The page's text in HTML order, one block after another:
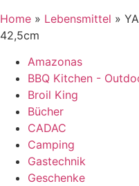
Home » Lebensmittel »
42,5cm
Amazonas
BBQ Kitchen -
Broil King
Bücher
CADAC
Camping
Gastechnik
Geschenke